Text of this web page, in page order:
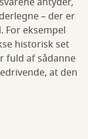
– der er
For eksempel
historisk set
fuld af sådanne
at den